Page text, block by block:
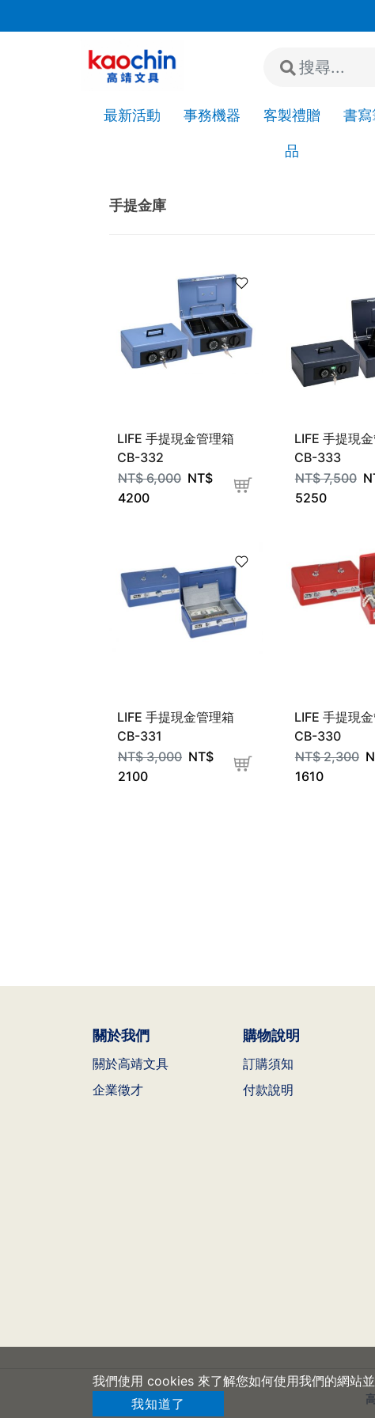
最新活動 事務機器 客製禮贈
品
書
手提金庫
手提金庫
LIFE 手提現金管理箱
CB-332
NT$6,000 NT$
4200
LIFE 手提現
CB-333
NT$7,500
5250
LIFE 手提現金管理箱
CB-331
NT$3,000 NT$
2100
LIFE 手提現
CB-330
NT$2,300
1610
關於我們
關於高靖文具
企業徵才
購物說明
訂購須知
付款說明
我們使用 cookies 來了解您如何使用我們的網站
我知道了